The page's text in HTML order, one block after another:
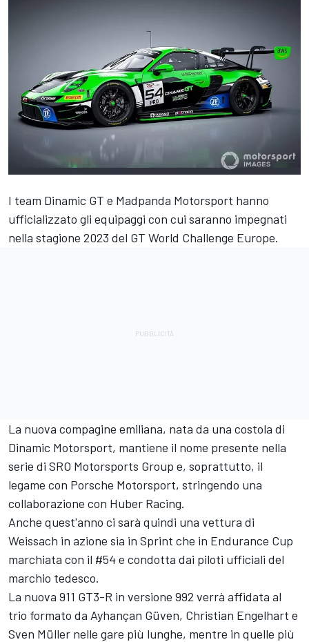
I team Dinamic GT e Madpanda Motorsport hanno
ufficializzato gli equipaggi con cui saranno impegnati
nella stagione 2023 del GT World Challenge Europe.
La nuova compagine emiliana, nata da una costola di
Dinamic Motorsport, mantiene il nome presente nella
serie di SRO Motorsports Group e, soprattutto, il
legame con Porsche Motorsport, stringendo una
collaborazione con Huber Racing.
Anche quest'anno ci sarà quindi una vettura di
Weissach in azione sia in Sprint che in Endurance Cup
marchiata con il #54 e condotta dai piloti ufficiali del
marchio tedesco.
La nuova 911 GT3-R in versione 992 verrà affidata al
trio formato da Ayhançan Güven, Christian Engelhart e
Sven Müller nelle gare più lunghe, mentre in quelle più